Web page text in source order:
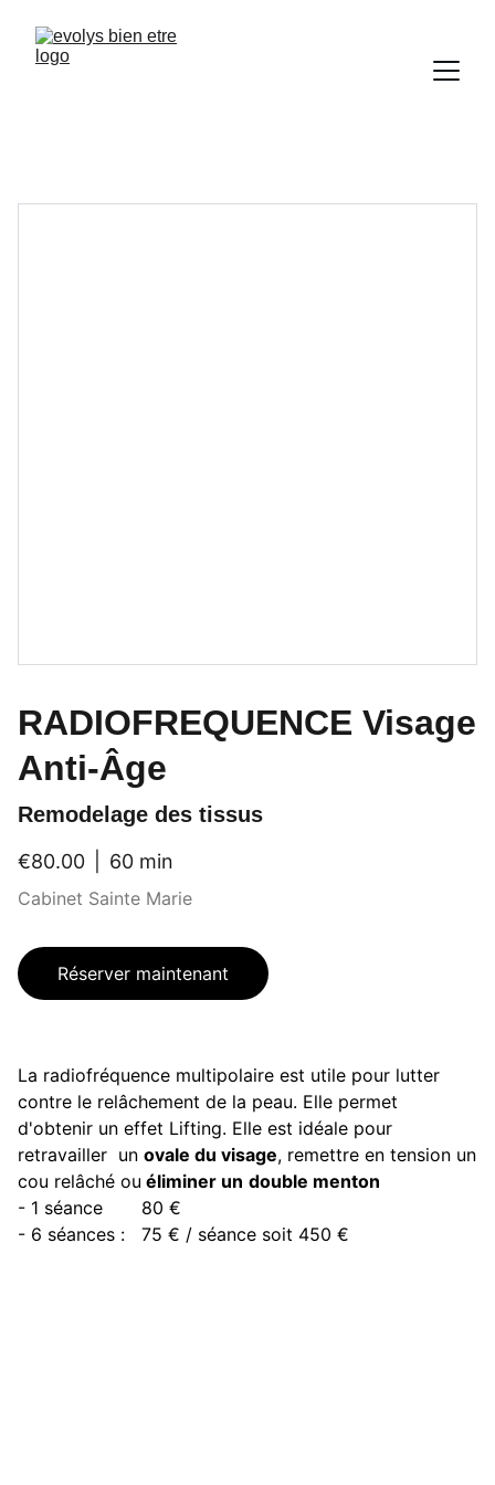
RADIOFREQUENCE Visage
Anti-Âge
Remodelage des tissus
€80.00 60 min
Cabinet Sainte Marie
Réserver maintenant
La radiofréquence multipolaire est utile pour lutter
contre le relâchement de la peau. Elle permet
d'obtenir un effet Lifting. Elle est idéale pour
retravailler un ovale du visage, remettre en tension un
cou relâché ou éliminer un double menton
- 1 séance 80 €
- 6 séances : 75 € / séance soit 450 €